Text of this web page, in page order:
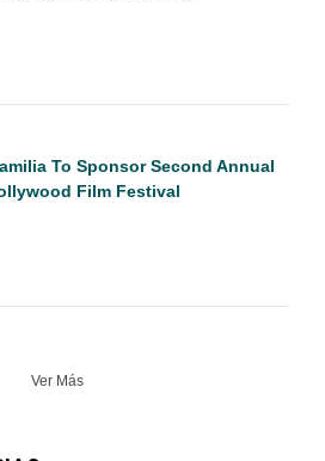
To Sponsor Second Annual
Film Festival
Ver Más